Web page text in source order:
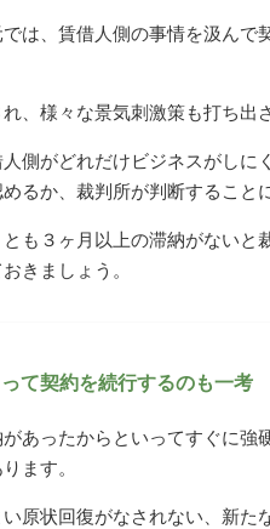
は、賃借人側の事情を汲んで
、様々な景気刺激策も打ち出
側がどれだけビジネスがしに
るか、裁判所が判断すること
も３ヶ月以上の滞納がないと
きましょう。
て契約を続行するのも一考
あったからといってすぐに強
ます。
原状回復がなされない、新た